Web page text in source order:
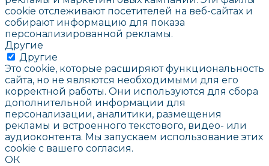
cookie отслеживают посетителей на веб-сайтах и
собирают информацию для показа
персонализированной рекламы.
Другие
Другие
Это cookie, которые расширяют функциональность
сайта, но не являются необходимыми для его
корректной работы. Они используются для сбора
дополнительной информации для
персонализации, аналитики, размещения
рекламы и встроенного текстового, видео- или
аудиоконтента. Мы запускаем использование этих
cookie с вашего согласия.
ОК